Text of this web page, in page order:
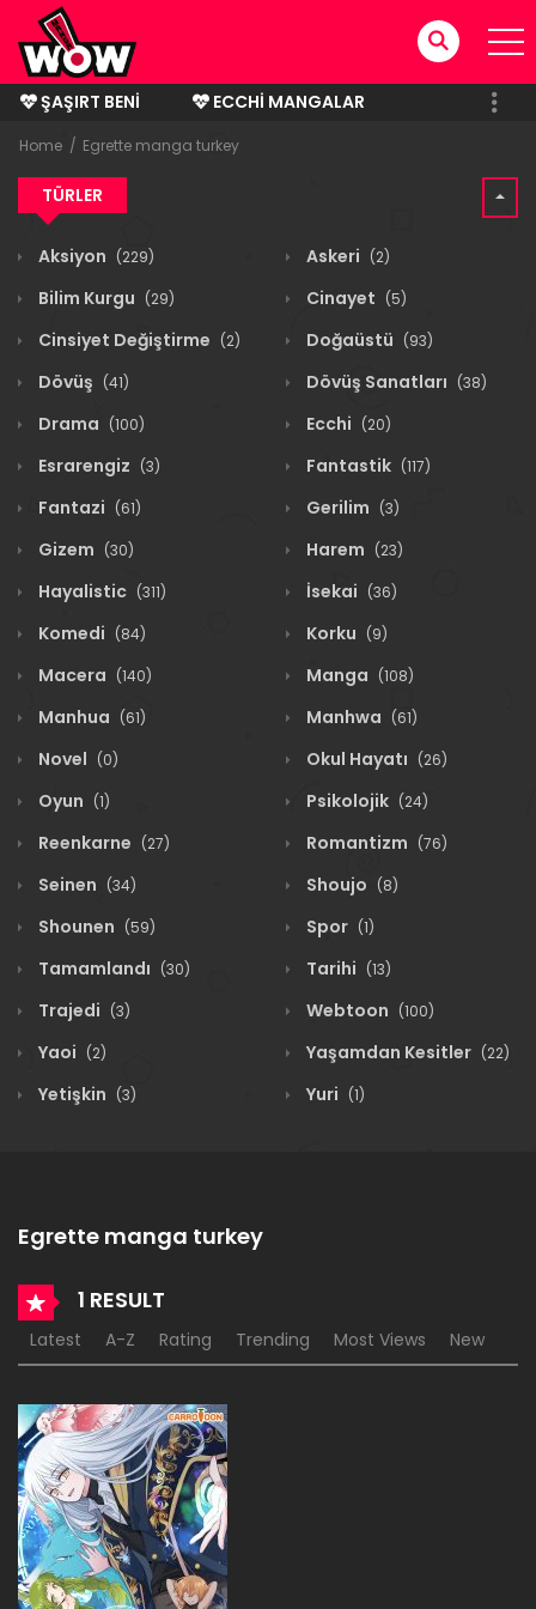
ŞAŞIRT BENI
ECCHI MANGALAR
BITMIŞ MANGALAR
Home Egrette manga turkey
TÜRLER
Aksiyon (229) Askeri (2)
Bilim Kurgu (29) Cinayet (5)
Cinsiyet Değiştirme (2) Doğaüstü (93)
Dövüş (41) Dövüş Sanatları (38)
Drama (100) Ecchi (20)
Esrarengiz (3) Fantastik (117)
Fantazi (61) Gerilim (3)
Gizem (30) Harem (23)
Hayalistic (311) İsekai (36)
Komedi (84) Korku (9)
Macera (140) Manga (108)
Manhua (61) Manhwa (61)
Novel (0) Okul Hayatı (26)
Oyun (1) Psikolojik (24)
Reenkarne (27) Romantizm (76)
Seinen (34) Shoujo (8)
Shounen (59) Spor (1)
Tamamlandı (30) Tarihi (13)
Trajedi (3) Webtoon (100)
Yaoi (2) Yaşamdan Kesitler (22)
Yetişkin (3) Yuri (1)
Egrette manga turkey
1 RESULT
Latest A-Z Rating Trending Most Views New